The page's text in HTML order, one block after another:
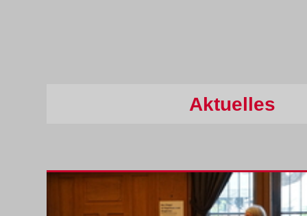
Presseberichte
Kontakt
Der Chor auf Facebook
Aktuelles